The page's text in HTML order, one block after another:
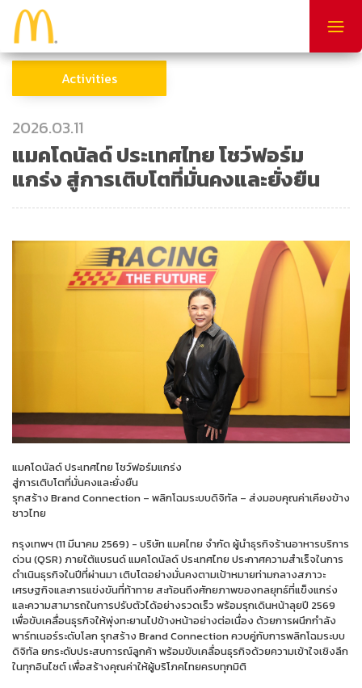
Activities
2026.03.11
แมคโดนัลด์ ประเทศไทย โชว์ฟอร์ม
แกร่ง สู่การเติบโตที่มั่นคงและยั่งยืน
แมคโดนัลด์ ประเทศไทย โชว์ฟอร์มแกร่ง
สู่การเติบโตที่มั่นคงและยั่งยืน
รุกสร้าง Brand Connection – พลิกโฉมระบบดิจิทัล – ส่งมอบคุณค่าเคียงข้าง
ชาวไทย
กรุงเทพฯ (11 มีนาคม 2569) - บริษัท แมคไทย จำกัด ผู้นำธุรกิจร้านอาหารบริการ
ด่วน (QSR) ภายใต้แบรนด์ แมคโดนัลด์ ประเทศไทย ประกาศความสำเร็จในการ
ดำเนินธุรกิจในปีที่ผ่านมา เติบโตอย่างมั่นคงตามเป้าหมายท่ามกลางสภาวะ
เศรษฐกิจและการแข่งขันที่ท้าทาย สะท้อนถึงศักยภาพของกลยุทธ์ที่แข็งแกร่ง
และความสามารถในการปรับตัวได้อย่างรวดเร็ว พร้อมรุกเดินหน้าลุยปี 2569
เพื่อขับเคลื่อนธุรกิจให้พุ่งทะยานไปข้างหน้าอย่างต่อเนื่อง ด้วยการผนึกกำลัง
พาร์ทเนอร์ระดับโลก รุกสร้าง Brand Connection ควบคู่กับการพลิกโฉมระบบ
ดิจิทัล ยกระดับประสบการณ์ลูกค้า พร้อมขับเคลื่อนธุรกิจด้วยความเข้าใจเชิงลึก
ในทุกอินไซต์ เพื่อสร้างคุณค่าให้ผู้บริโภคไทยครบทุกมิติ